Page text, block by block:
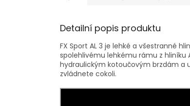
Detailní popis produktu
FX Sport AL 3 je lehké a všestranné
spolehlivému lehkému rámu z hliníku
hydraulickým kotoučovým brzdám a
zvládnete cokoli.